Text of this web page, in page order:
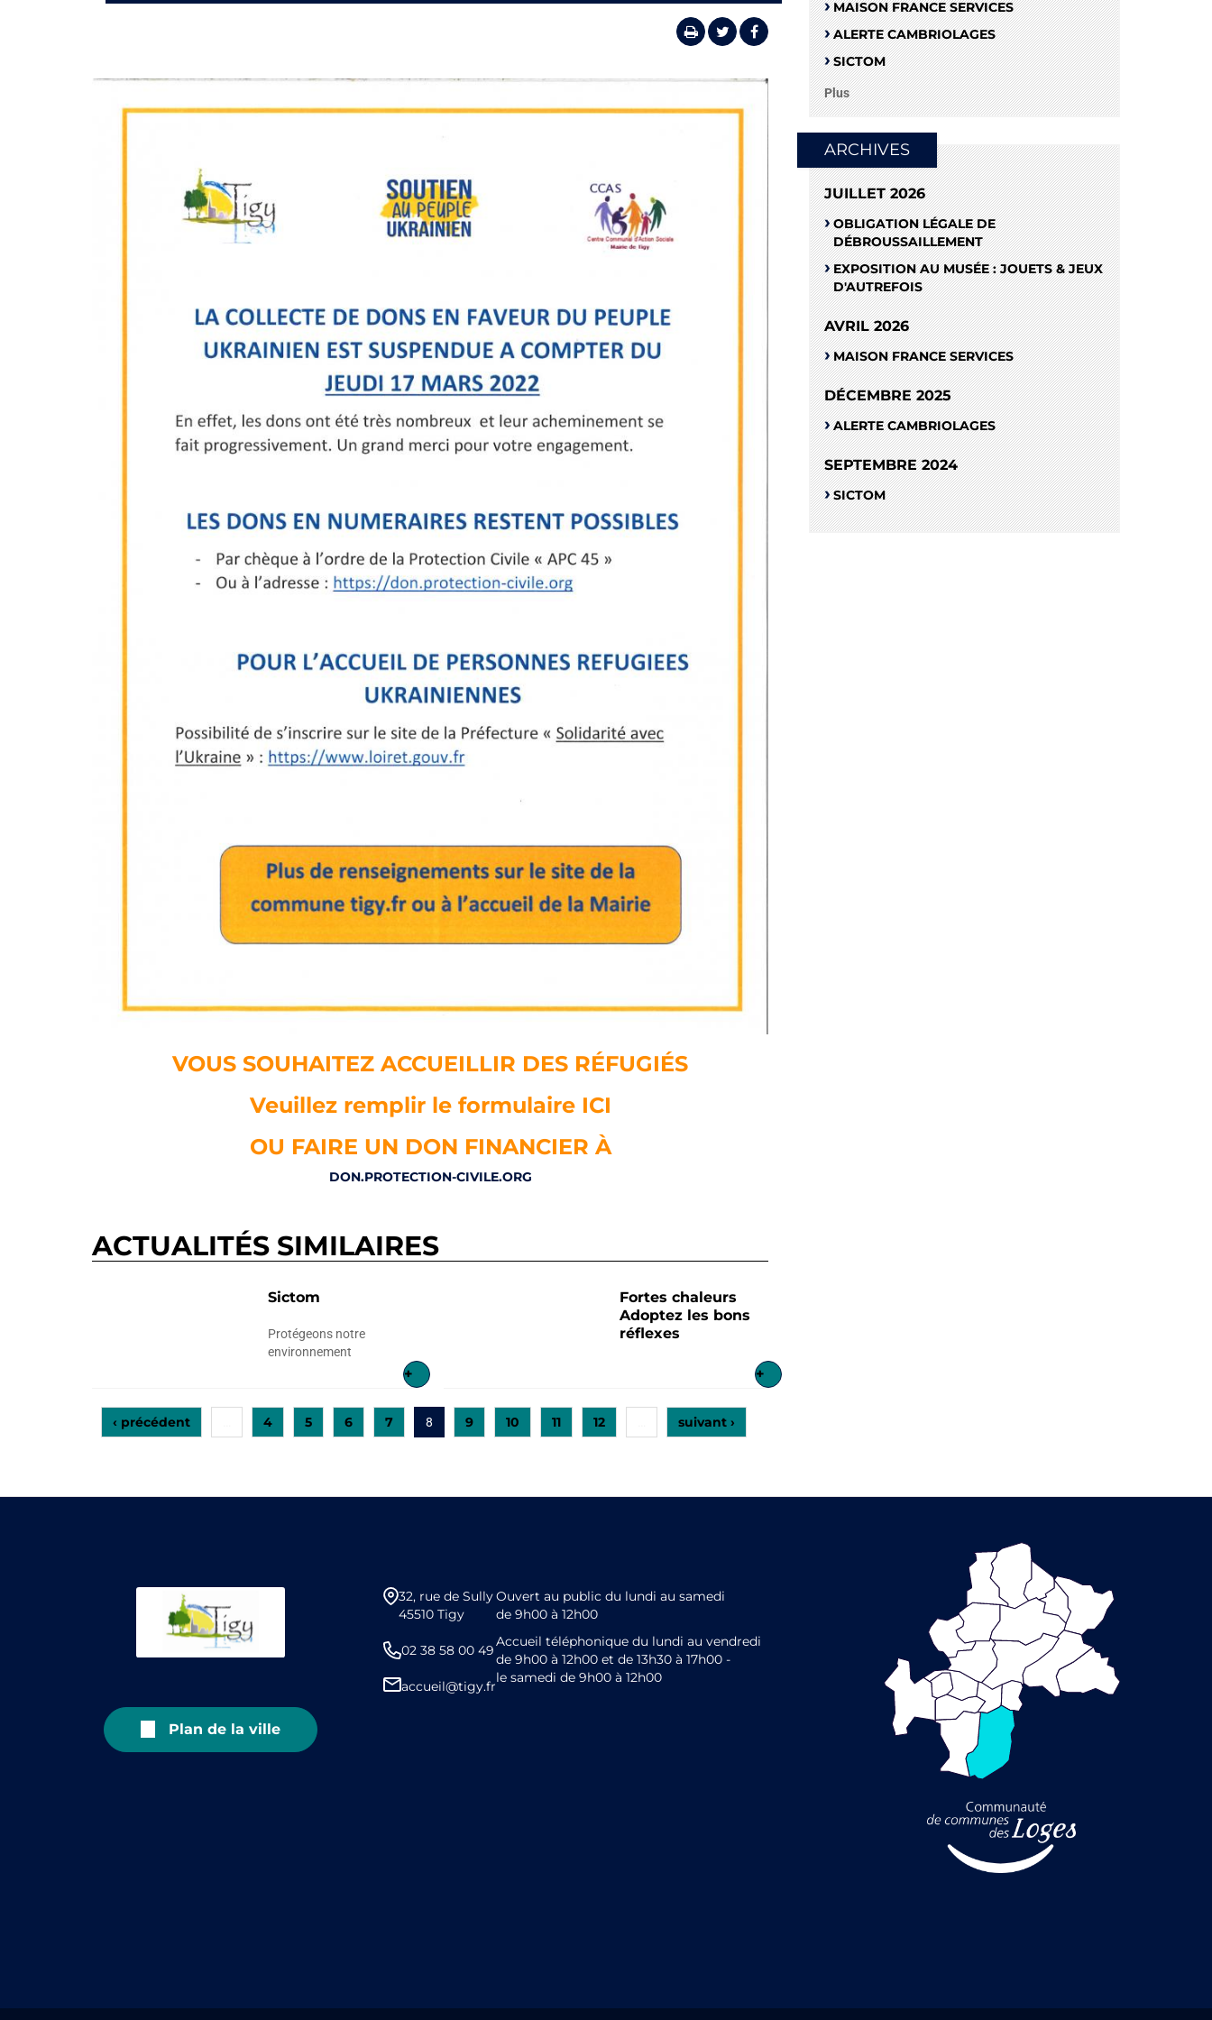
VOUS SOUHAITEZ ACCUEILLIR DES RÉFUGIÉS
Veuillez remplir le formulaire ICI
OU FAIRE UN DON FINANCIER À
DON.PROTECTION-CIVILE.ORG
ACTUALITÉS SIMILAIRES
Sictom
Protégeons notre
environnement
+
Fortes chaleurs
Adoptez les bons
réflexes
+
‹ précédent 4 5 6 7 8 9 10 11 12 suivant ›
MAISON FRANCE SERVICES
ALERTE CAMBRIOLAGES
SICTOM
Plus
ARCHIVES
JUILLET 2026
OBLIGATION LÉGALE DE
DÉBROUSSAILLEMENT
EXPOSITION AU MUSÉE : JOUETS & JEUX
D'AUTREFOIS
AVRIL 2026
MAISON FRANCE SERVICES
DÉCEMBRE 2025
ALERTE CAMBRIOLAGES
SEPTEMBRE 2024
SICTOM
Plan de la ville
32, rue de Sully
45510 Tigy
02 38 58 00 49
accueil@tigy.fr
Ouvert au public du lundi au samedi
de 9h00 à 12h00
Accueil téléphonique du lundi au vendredi
de 9h00 à 12h00 et de 13h30 à 17h00 -
le samedi de 9h00 à 12h00